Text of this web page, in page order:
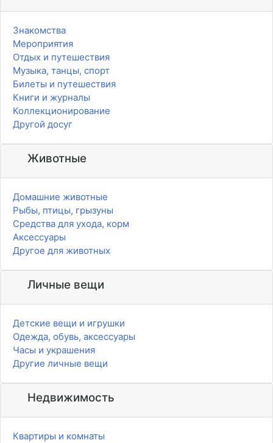
Знакомства
Мероприятия
Отдых и путешествия
Музыка, танцы, спорт
Билеты и путешествия
Книги и журналы
Коллекционирование
Другой досуг
Животные
Домашние животные
Рыбы, птицы, грызуны
Средства для ухода, корм
Аксессуары
Другое для животных
Личные вещи
Детские вещи и игрушки
Одежда, обувь, аксессуары
Часы и украшения
Другие личные вещи
Недвижимость
Квартиры и комнаты